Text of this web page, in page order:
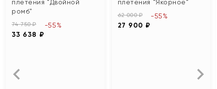
плетения "Двойной
ромб"
74 750 ₽
33 638 ₽
-55%
плетения "Якорное"
62 000 ₽
27 900 ₽
-55%